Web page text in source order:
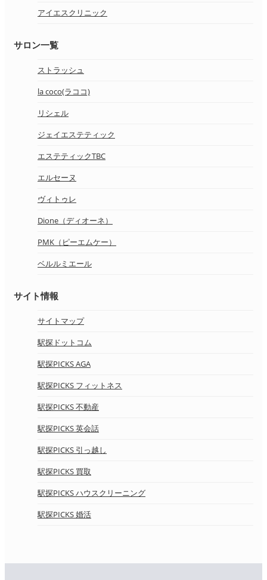
アイエスクリニック
サロン一覧
ストラッシュ
la coco(ラココ)
リシェル
ジェイエステティック
エステティックTBC
エルセーヌ
ヴィトゥレ
Dione（ディオーネ）
PMK（ピーエムケー）
ベルルミエール
サイト情報
サイトマップ
駅探ドットコム
駅探PICKS AGA
駅探PICKS フィットネス
駅探PICKS 不動産
駅探PICKS 英会話
駅探PICKS 引っ越し
駅探PICKS 買取
駅探PICKS ハウスクリーニング
駅探PICKS 婚活